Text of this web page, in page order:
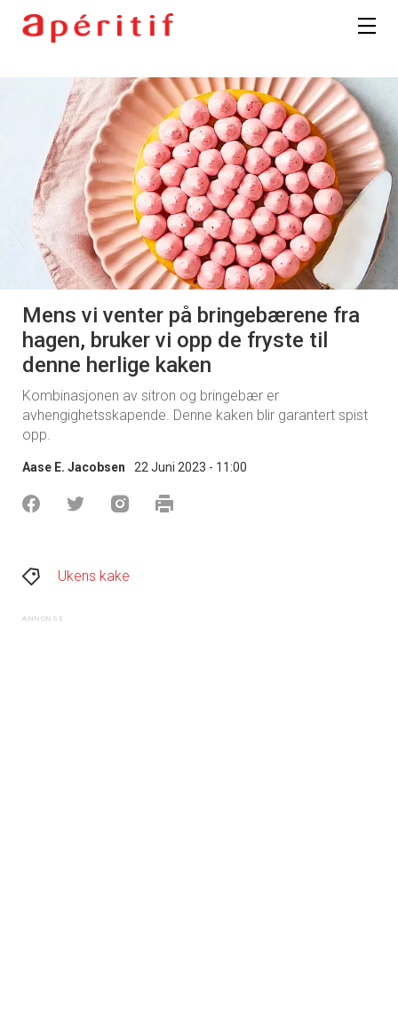
Mens vi venter på bringebærene fra
hagen, bruker vi opp de fryste til
denne herlige kaken
Kombinasjonen av sitron og bringebær er
avhengighetsskapende. Denne kaken blir garantert spist
opp.
Aase E. Jacobsen 22 Juni 2023 - 11:00
Ukens kake